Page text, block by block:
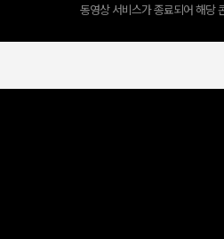
동영상 서비스가 종료되어 해당